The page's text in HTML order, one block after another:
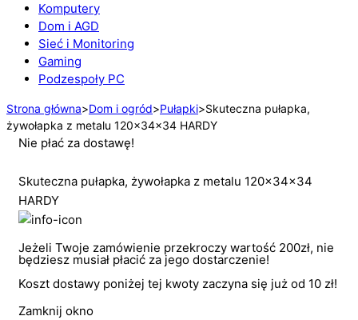
Komputery
Dom i AGD
Sieć i Monitoring
Gaming
Podzespoły PC
Strona główna>Dom i ogród>Pułapki>Skuteczna pułapka,
żywołapka z metalu 120x34x34 HARDY
Nie płać za dostawę!
Skuteczna pułapka, żywołapka z metalu 120x34x34
HARDY
Jeżeli Twoje zamówienie przekroczy wartość 200zł, nie
będziesz musiał płacić za jego dostarczenie!
Koszt dostawy poniżej tej kwoty zaczyna się już od 10 zł!
Zamknij okno